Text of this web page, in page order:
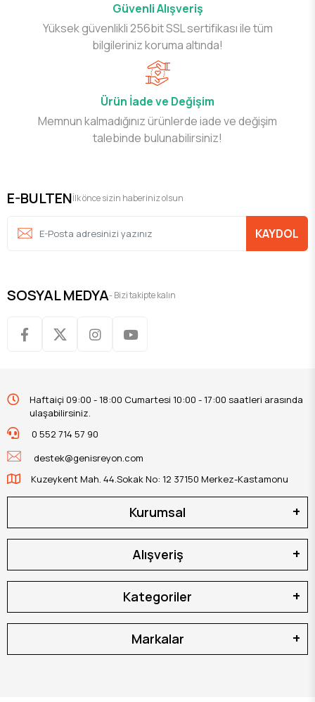
Güvenli Alışveriş
Yüksek güvenlikli 256bit SSL sertifikası ile tüm
bilgileriniz koruma altında!
Ürün İade ve Değişim
Memnun kalmadığınız ürünlerde iade ve değişim
talebinde bulunabilirsiniz!
E-BULTENİlk önce sizin haberiniz olsun
KAYDOL
SOSYAL MEDYA- Bizi takipte kalın
Haftaiçi 09:00 - 18:00 Cumartesi 10:00 - 17:00 saatleri arasında
ulaşabilirsiniz.
0 552 714 57 90
destek@genisreyon.com
Kuzeykent Mah. 44.Sokak No: 12 37150 Merkez-Kastamonu
Kurumsal
Alışveriş
Kategoriler
Markalar